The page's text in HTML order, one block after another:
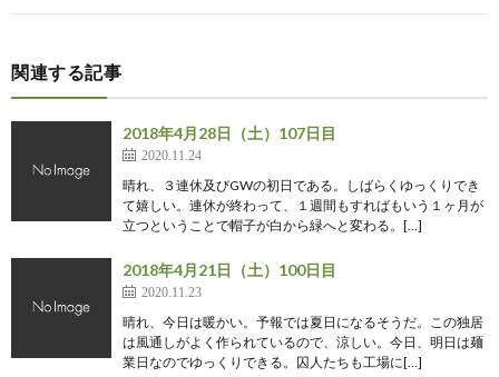
関連する記事
2018年4月28日（土）107日目
2020.11.24
晴れ、３連休及びGWの初日である。しばらくゆっくりでき
て嬉しい。連休が終わって、１週間もすればもいう１ヶ月が
立つということで帽子が白から緑へと変わる。[…]
2018年4月21日（土）100日目
2020.11.23
晴れ、今日は暖かい。予報では夏日になるそうだ。この独居
は風通しがよく作られているので、涼しい。今日、明日は麺
業日なのでゆっくりできる。囚人たちも工場に[…]